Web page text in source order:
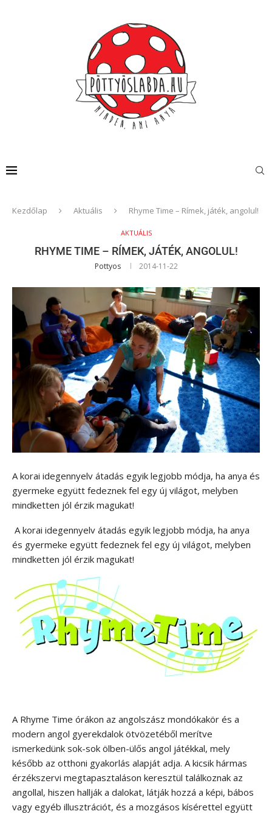
Kezdőlap Aktuális Rhyme Time – Rímek, játék, angolul!
AKTUÁLIS
RHYME TIME – RÍMEK, JÁTÉK, ANGOLUL!
Pottyos 2014-11-22
A korai idegennyelv átadás egyik legjobb módja, ha anya és
gyermeke együtt fedeznek fel egy új világot, melyben
mindketten jól érzik magukat!
A korai idegennyelv átadás egyik legjobb módja, ha anya
és gyermeke együtt fedeznek fel egy új világot, melyben
mindketten jól érzik magukat!
A Rhyme Time órákon az angolszász mondókakör és a
modern angol gyerekdalok ötvözetéből merítve
ismerkedünk sok-sok ölben-ülős angol játékkal, mely
később az otthoni gyakorlás alapját adja. A kicsik hármas
érzékszervi megtapasztaláson keresztül találkoznak az
angollal, hiszen hallják a dalokat, látják hozzá a képi, bábos
vagy egyéb illusztrációt, és a mozgásos kísérettel együtt